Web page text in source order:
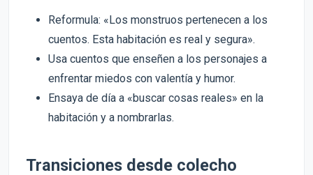
Reformula: «Los monstruos pertenecen a los
cuentos. Esta habitación es real y segura».
Usa cuentos que enseñen a los personajes a
enfrentar miedos con valentía y humor.
Ensaya de día a «buscar cosas reales» en la
habitación y a nombrarlas.
Transiciones desde colecho